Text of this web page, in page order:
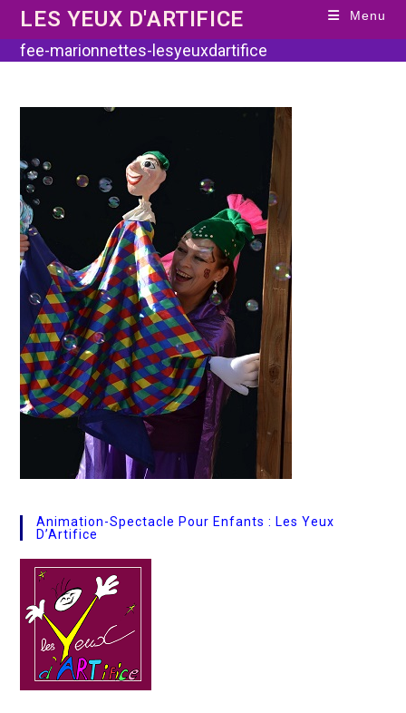
content
LES YEUX D'ARTIFICE Menu
fee-marionnettes-lesyeuxdartifice
Animation-Spectacle Pour Enfants : Les Yeux
D’Artifice